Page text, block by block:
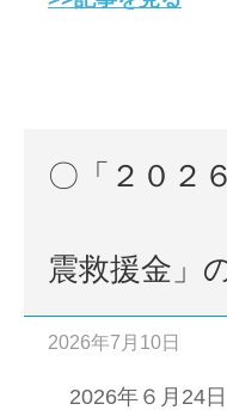
〇「２０２
震救援金」
2026年7月10日
2026年６月24